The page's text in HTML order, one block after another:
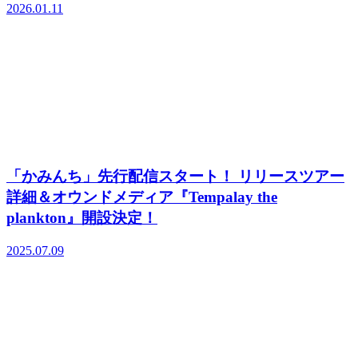
2026.01.11
「かみんち」先行配信スタート！ リリースツアー
詳細＆オウンドメディア『Tempalay the
plankton』開設決定！
2025.07.09